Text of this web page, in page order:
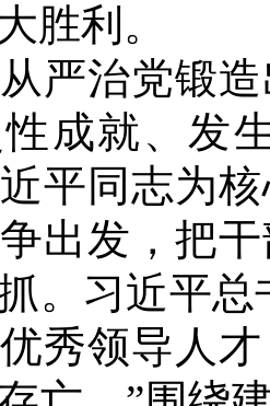
胜利。
治党锻造
成就、发
平同志为
出发，把
。习近平
秀领导人